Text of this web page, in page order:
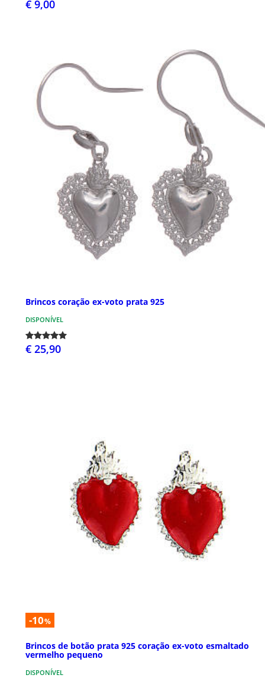
€ 9,00
Brincos coração ex-voto prata 925
DISPONÍVEL
€ 25,90
-10%
Brincos de botão prata 925 coração ex-voto esmaltado
vermelho pequeno
DISPONÍVEL